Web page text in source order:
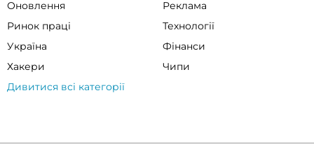
Оновлення
Реклама
Ринок праці
Технології
Україна
Фінанси
Хакери
Чипи
Дивитися всі категорії